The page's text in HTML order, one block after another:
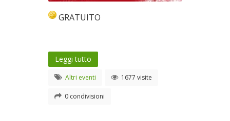
GRATUITO
Leggi tutto
Altri eventi 1677 visite
0 condivisioni